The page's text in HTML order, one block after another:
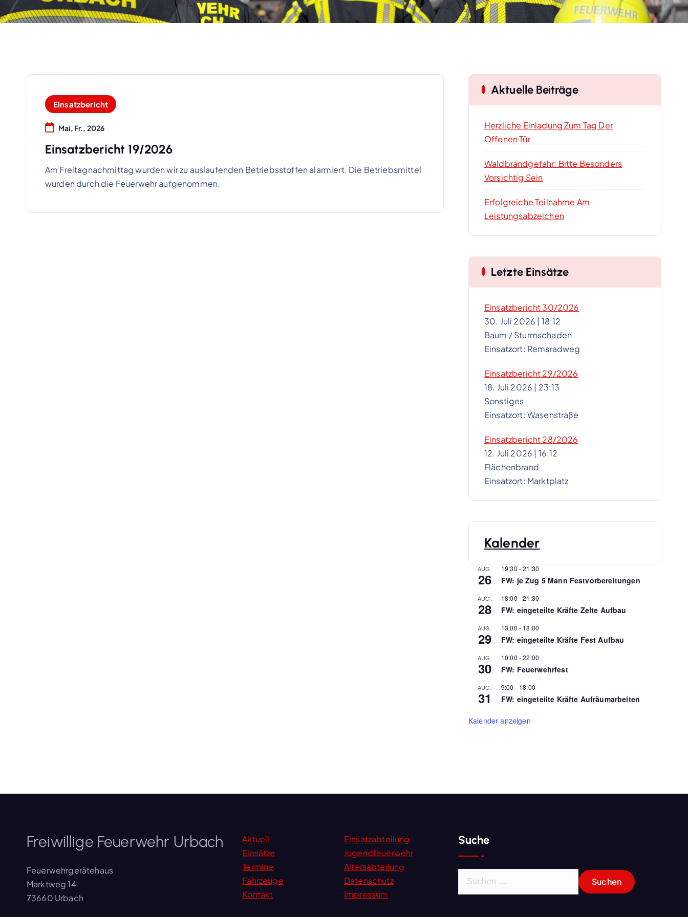
Einsatzbericht
Mai, Fr., 2026
Einsatzbericht 19/2026
Am Freitagnachmittag wurden wir zu auslaufenden Betriebsstoffen alarmiert. Die Betriebsmittel
wurden durch die Feuerwehr aufgenommen.
Aktuelle Beiträge
Herzliche Einladung Zum Tag Der
Offenen Tür
Waldbrandgefahr: Bitte Besonders
Vorsichtig Sein
Erfolgreiche Teilnahme Am
Leistungsabzeichen
Letzte Einsätze
Einsatzbericht 30/2026
30. Juli 2026 | 18:12
Baum / Sturmschaden
Einsatzort: Remsradweg
Einsatzbericht 29/2026
18. Juli 2026 | 23:13
Sonstiges
Einsatzort: Wasenstraße
Einsatzbericht 28/2026
12. Juli 2026 | 16:12
Flächenbrand
Einsatzort: Marktplatz
Kalender
AUG.
26
19:30 -21:30
FW: je Zug 5 Mann Festvorbereitungen
AUG.
28
18:00 -21:30
FW: eingeteilte Kräfte Zelte Aufbau
AUG.
29
13:00 - 18:00
FW: eingeteilte Kräfte Fest Aufbau
AUG.
30
10:00 -22:00
FW: Feuerwehrfest
AUG.
31
9:00 - 18:00
FW: eingeteilte Kräfte Aufräumarbeiten
Kalender anzeigen
Freiwillige Feuerwehr Urbach
Feuerwehrgerätehaus
Marktweg 14
73660 Urbach
Aktuell
Einsatzabteilung
Einsätze
Jugendfeuerwehr
Termine
Altersabteilung
Fahrzeuge
Datenschutz
Kontakt
Impressum
Suche